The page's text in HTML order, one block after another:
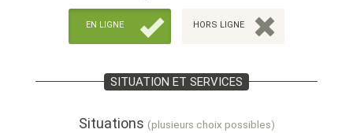
EN LIGNE HORS LIGNE
SITUATION ET SERVICES
Situations (plusieurs choix possibles)